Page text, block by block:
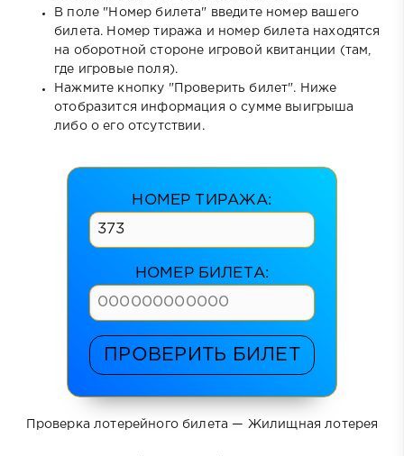
В поле "Номер билета" введите номер вашего
билета. Номер тиража и номер билета находятся
на оборотной стороне игровой квитанции (там,
где игровые поля).
Нажмите кнопку "Проверить билет". Ниже
отобразится информация о сумме выигрыша
либо о его отсутствии.
НОМЕР ТИРАЖА:
НОМЕР БИЛЕТА:
ПРОВЕРИТЬ БИЛЕТ
Проверка лотерейного билета — Жилищная лотерея